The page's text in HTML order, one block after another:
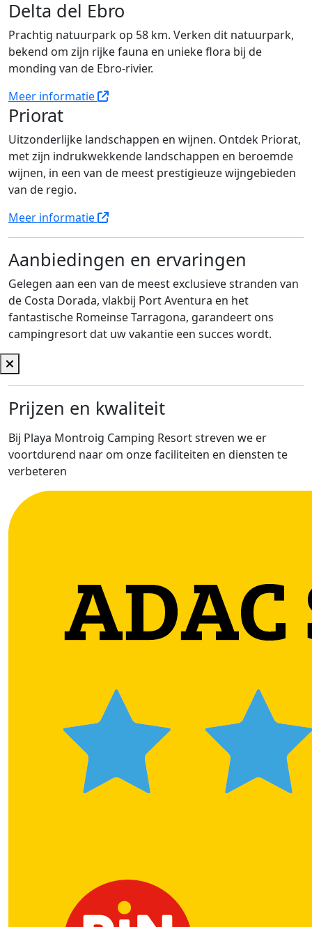
Delta del Ebro
Prachtig natuurpark op 58 km. Verken dit natuurpark,
bekend om zijn rijke fauna en unieke flora bij de
monding van de Ebro-rivier.
Meer informatie
Priorat
Uitzonderlijke landschappen en wijnen. Ontdek Priorat,
met zijn indrukwekkende landschappen en beroemde
wijnen, in een van de meest prestigieuze wijngebieden
van de regio.
Meer informatie
Aanbiedingen en ervaringen
Gelegen aan een van de meest exclusieve stranden van
de Costa Dorada, vlakbij Port Aventura en het
fantastische Romeinse Tarragona, garandeert ons
campingresort dat uw vakantie een succes wordt.
Prijzen en kwaliteit
Bij Playa Montroig Camping Resort streven we er
voortdurend naar om onze faciliteiten en diensten te
verbeteren